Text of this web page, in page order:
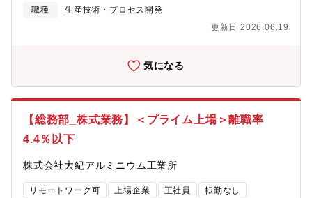
技術業務（設備の保全など）に人員が割かれており、積極的に無
ラインの工法開発、工程設計・改善を中心に対応・プロジェクト
業務などにも携わっていただく可能性有※補足・工法開発は行っ
ておりますが、実際の設備の導入は外注をすることが多いです・
直近生産ラインの入れ替えや、ロボットの導入などを行ってお
り、積極的に設備投資が行われている環境です■働き方・定時退社
が基本！繁忙期と均すと平均残業は10h程でワークライフバランス
が整えやすい環境◎・夜間業務無し（起こった実績も現状無）・
土日出勤に関して、今年度は2～3か月に一度発生する可能性有。
いただくのでご安心下さい！・出張は2か月に1回あるかどうかで
馬の場合は日帰りが多い）【製品情報】八潮工場では、自動車用
職種
生産技術・プロセス開発
更新日 2026.06.19
気になる
【総務部_株式業務】＜プライム上場＞離職率
4.4％以下
株式会社大紀アルミニウム工業所
リモートワーク可 上場企業 正社員 転勤なし